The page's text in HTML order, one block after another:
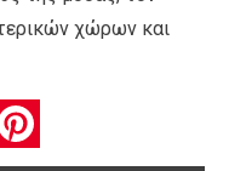
χώρων και